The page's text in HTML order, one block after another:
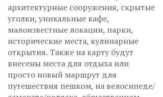
архитектурные сооружения, скрытые
уголки, уникальные кафе,
малоизвестные локации, парки,
исторические места, кулинарные
открытия. Также на карту будут
внесены места для отдыха или
просто новый маршрут для
путешествия пешком, на велосипеде/